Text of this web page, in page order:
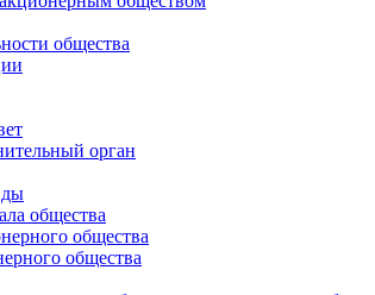
общества
орган
общества
общества
общества